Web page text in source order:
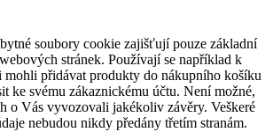
soubory cookie zajišťují pouze základní
stránek. Používají se například k
mohli přidávat produkty do nákupního košíku
ke svému zákaznickému účtu. Není možné,
o Vás vyvozovali jakékoliv závěry. Veškeré
nebudou nikdy předány třetím stranám.